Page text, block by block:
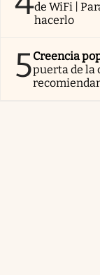
de WiFi |
hacerlo
5Creencia
puerta de la